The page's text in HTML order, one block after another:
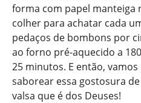
forma com papel manteiga
colher para achatar cada
pedaços de bombons por
ao forno pré-aquecido a
25 minutos. E então,
saborear essa gostosura
valsa que é dos Deuses!